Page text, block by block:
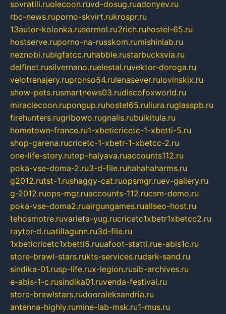
sovratili.ruolecoon.ruvd-dosug.ruadonyev.ru
rbc-news.ruporno-skvirt.rukrospr.ru
13autor-kolonka.rusormol.ru2rich.ruhostel-65.ru
hostserve.ruporno-na-russkom.rumishinlab.ru
neznobi.rubigfatcc.ruhabble.rustarbucksvia.ru
delfinet.rusilvernano.ruelestal.ruvektor-doroga.ru
velotrenajery.rupronso54.rulenasever.rulovinskix.ru
show-pets.rusmartnews03.rudiscofoxworld.ru
miraclecoon.rupongup.ruhostel65.ruliura.ruglasspb.ru
firehunters.rugribowo.rugnalis.rubulkitula.ru
hometown-france.ru1-xbeticricetc-1-xbetti-5.ru
shop-garena.rucricetc-1-xbetr-1-xbetcc-2.ru
one-life-story.rutop-halyava.ruaccounts112.ru
poka-vse-doma-2.ru3-d-file.ruhahahaharms.ru
g2012.rutst-1.rushaggy-cat.ruopsmgr.ruev-gallery.ru
g-2012.ruops-mgr.ruaccounts-112.rucsm-demo.ru
poka-vse-doma2.ruairgungames.ruallseo-host.ru
tehosmotre.ruvarieta-yug.rucricetc1xbetr1xbetcc2.ru
raytor-d.ruatillagunn.ru3d-file.ru
1xbeticricetc1xbetti5.ruuafoot-statti.rue-abis1c.ru
store-brawl-stars.rukts-services.rudark-sand.ru
sindika-01.rusp-life.rux-legion.rusib-archives.ru
e-abis-1-c.rusindika01.ruvenda-festival.ru
store-brawlstars.rudooraleksandria.ru
antenna-highly.rumine-lab-msk.ru1-mus.ru